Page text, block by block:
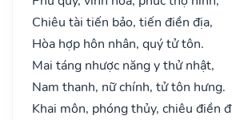
Chiêu tài tiến bảo, tiến điền địa,
Hòa hợp hôn nhân, quý tử tôn.
Mai táng nhược năng y thử nhật,
Nam thanh, nữ chính, tử tôn hưng.
Khai môn, phóng thủy, chiêu điền